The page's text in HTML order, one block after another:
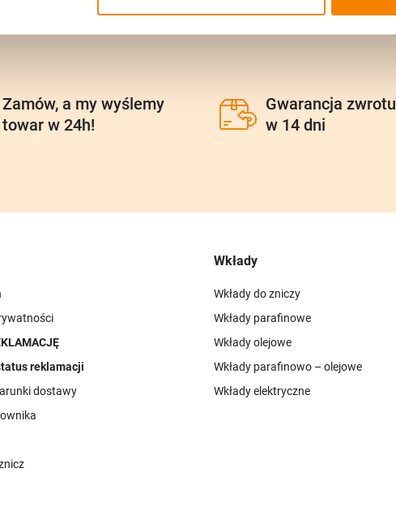
Zamów, a my wyślemy
towar w 24h!
Gwarancja zwrotu
w 14 dni
reklamacji
dostawy
Wkłady
Wkłady do zniczy
Wkłady parafinowe
Wkłady olejowe
Wkłady parafinowo – olejowe
Wkłady elektryczne